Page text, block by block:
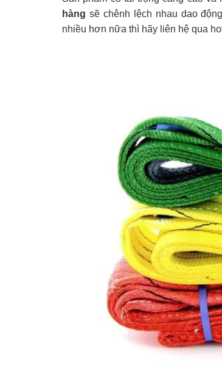
hàng sẽ chênh lệch nhau dao
nhiều hơn nữa thì hãy liên hệ qua